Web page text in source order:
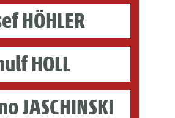
HÖHLER
HOLL
JASCHINSKI